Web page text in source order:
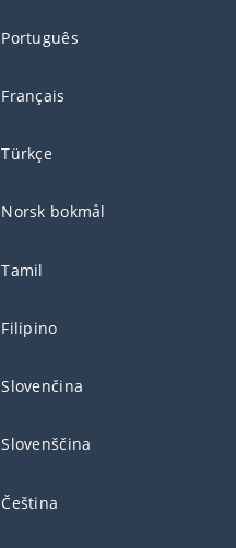
Português
Français
Türkçe
Norsk bokmål
Tamil
Filipino
Slovenčina
Slovenščina
Čeština